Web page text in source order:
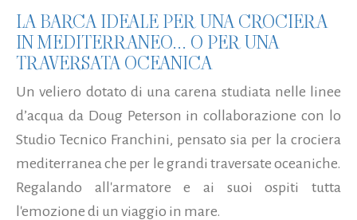
LA BARCA IDEALE PER UNA CROCIERA
IN MEDITERRANEO... O PER UNA
TRAVERSATA OCEANICA
Un veliero dotato di una carena studiata nelle linee
d’acqua da Doug Peterson in collaborazione con lo
Studio Tecnico Franchini, pensato sia per la crociera
mediterranea che per le grandi traversate oceaniche.
Regalando all'armatore e ai suoi ospiti tutta
l'emozione di un viaggio in mare.